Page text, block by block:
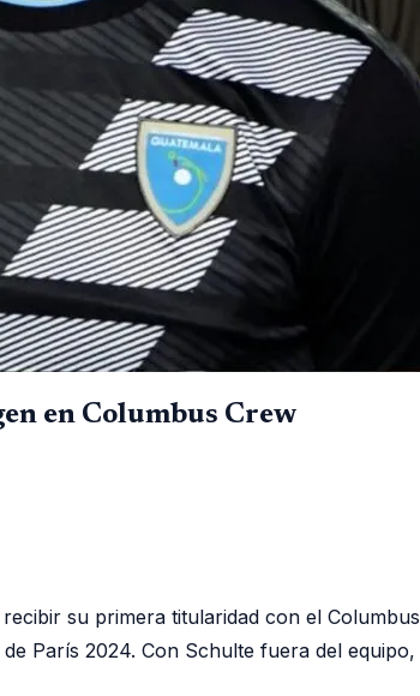
en Columbus Crew
su primera titularidad con el
París 2024. Con Schulte fuera del